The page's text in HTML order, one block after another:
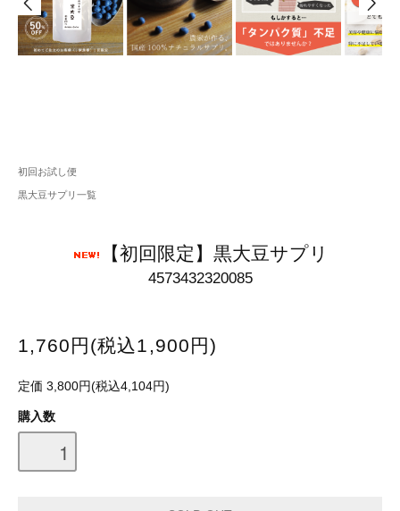
初回お試し便
黒大豆サプリ一覧
【初回限定】黒大豆サプリ
4573432320085
1,760円(税込1,900円)
定価 3,800円(税込4,104円)
購入数